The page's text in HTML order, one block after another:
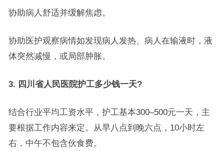
协助病人舒适并缓解焦虑。
协助医护观察病情如发现病人发热、病人在输液时，液
体突然减慢，或局部肿胀。
3. 四川省人民医院护工多少钱一天?
结合行业平均工资水平，护工基本300–500元一天，主
要根据工作内容来定。从早八点到晚六点，10小时左
右，中午不包含伙食费。